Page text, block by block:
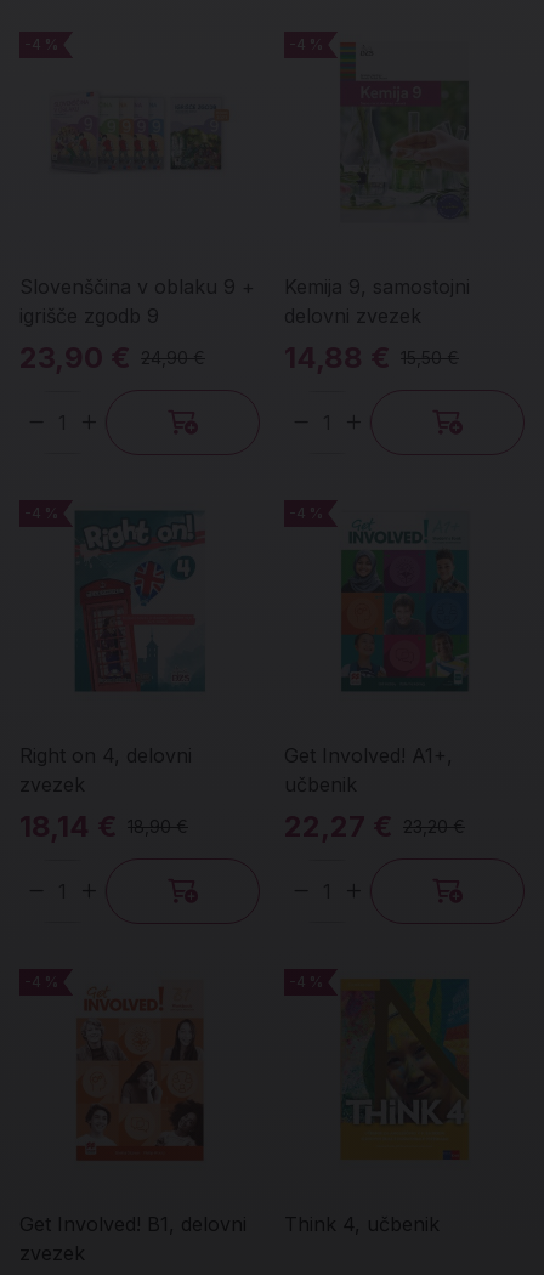
-4 %
Slovenščina v oblaku 9 +
igrišče zgodb 9
-4 %
23,90 € 24,90 €
-4 %
Kemija 9, samostojni
delovni zvezek
-4 %
14,88 € 15,50 €
-4 %
Right on 4, delovni
zvezek
-4 %
18,14 € 18,90 €
-4 %
Get Involved! A1+,
učbenik
-4 %
22,27 € 23,20 €
-4 %
Get Involved! B1, delovni
zvezek
-4 % -4 %
Think 4, učbenik
-4 %